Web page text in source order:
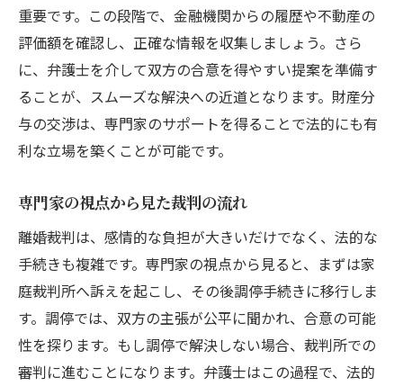
重要です。この段階で、金融機関からの履歴や不動産の
評価額を確認し、正確な情報を収集しましょう。さら
に、弁護士を介して双方の合意を得やすい提案を準備す
ることが、スムーズな解決への近道となります。財産分
与の交渉は、専門家のサポートを得ることで法的にも有
利な立場を築くことが可能です。
専門家の視点から見た裁判の流れ
離婚裁判は、感情的な負担が大きいだけでなく、法的な
手続きも複雑です。専門家の視点から見ると、まずは家
庭裁判所へ訴えを起こし、その後調停手続きに移行しま
す。調停では、双方の主張が公平に聞かれ、合意の可能
性を探ります。もし調停で解決しない場合、裁判所での
審判に進むことになります。弁護士はこの過程で、法的